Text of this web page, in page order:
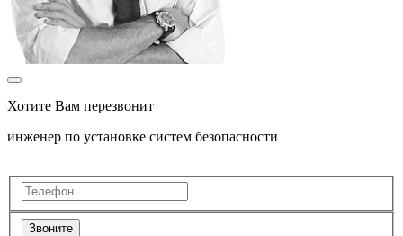
Хотите Вам перезвонит
инженер по установке систем безопасности
Звоните